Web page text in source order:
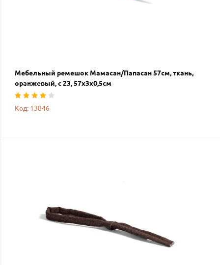
Мебельный ремешок Мамасан/Папасан 57см, ткань,
оранжевый, с 23, 57х3х0,5см
Код: 13846